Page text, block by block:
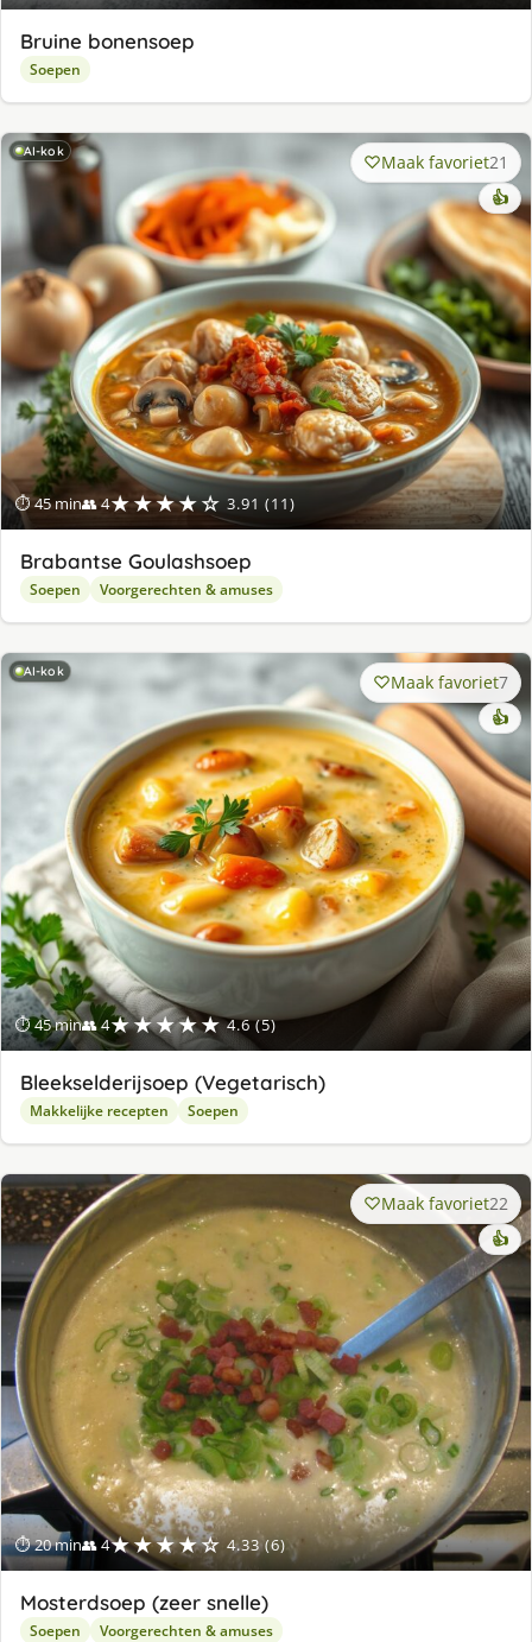
Bruine bonensoep
Soepen
AI-kok
⏱ 45 min👥 4★★★★☆ 3.91 (11)
Maak favoriet21
👍
Brabantse Goulashsoep
Soepen Voorgerechten & amuses
AI-kok
⏱ 45 min👥 4★★★★★ 4.6 (5)
Maak favoriet7
👍
Bleekselderijsoep (Vegetarisch)
Makkelijke recepten Soepen
⏱ 20 min👥 4★★★★☆ 4.33 (6)
Maak favoriet22
👍
Mosterdsoep (zeer snelle)
Soepen Voorgerechten & amuses